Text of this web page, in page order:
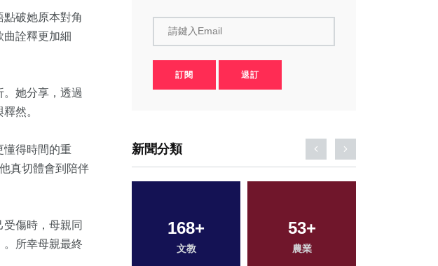
破她原本對角
曲詮釋更加細
她分享，透過
然。
懂得時間的重
真切體會到陪伴
傷時，母親同
所幸母親最終
請鍵入Email
訂閱 退訂
新聞分類
168+
文教
53+
農業
1+
大陸
48+
宗教